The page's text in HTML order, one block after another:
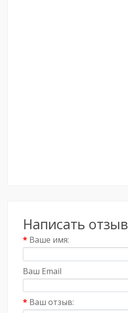
Написать отзыв
Ваше имя:
Ваш Email
Ваш отзыв: